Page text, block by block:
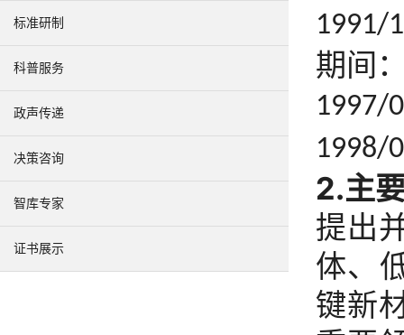
标准研制
科普服务
政声传递
决策咨询
智库专家
证书展示
1991/
期间
1997/
1998/
2.主
提出
体、
键新